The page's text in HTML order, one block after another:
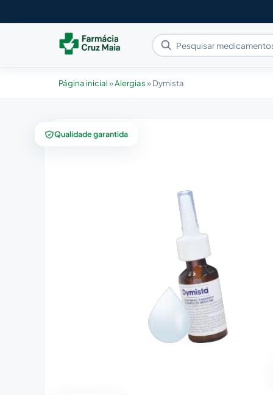
Página inicial»Alergias»Dymista
Qualidade garantida